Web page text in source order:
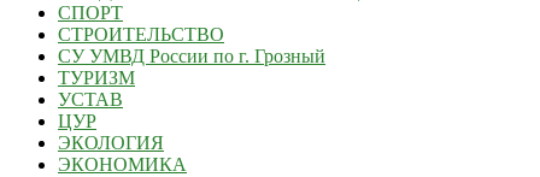
СПОРТ
СТРОИТЕЛЬСТВО
СУ УМВД России по г. Грозный
ТУРИЗМ
УСТАВ
ЦУР
ЭКОЛОГИЯ
ЭКОНОМИКА